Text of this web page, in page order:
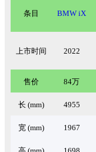
条目 BMW iX
上市时间 2022
售价 84万
长 (mm) 4955
宽 (mm) 1967